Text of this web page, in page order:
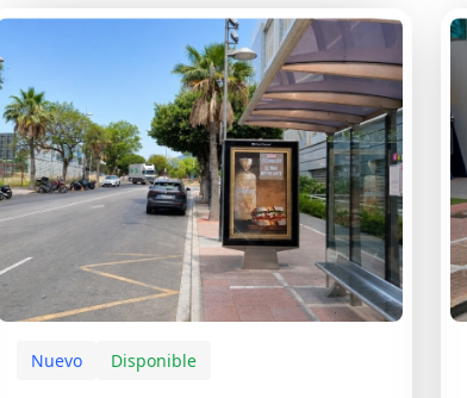
Nuevo Disponible